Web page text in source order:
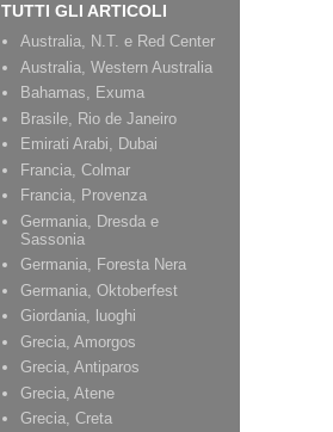
TUTTI GLI ARTICOLI
Australia, N.T. e Red Center
Australia, Western Australia
Bahamas, Exuma
Brasile, Rio de Janeiro
Emirati Arabi, Dubai
Francia, Colmar
Francia, Provenza
Germania, Dresda e
Sassonia
Germania, Foresta Nera
Germania, Oktoberfest
Giordania, luoghi
Grecia, Amorgos
Grecia, Antiparos
Grecia, Atene
Grecia, Creta